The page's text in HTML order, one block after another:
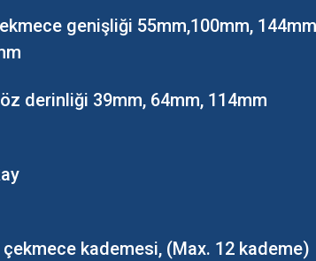
genişliği 55mm,100mm,
derinliği 39mm, 64mm, 114mm
kademesi, (Max. 12 kademe)